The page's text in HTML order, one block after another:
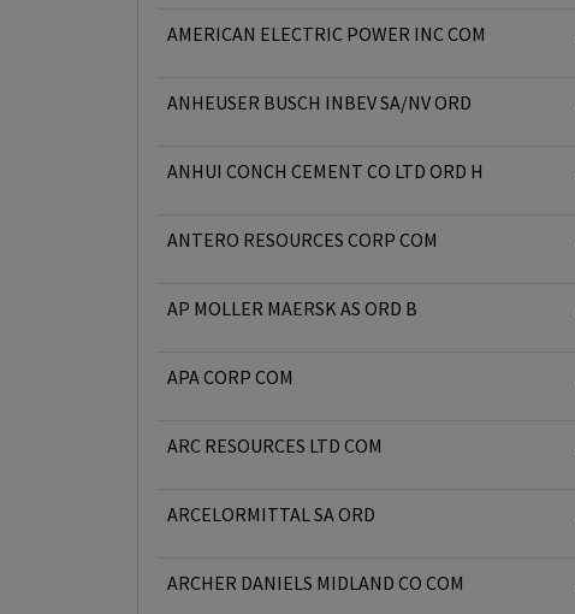
AMERICAN ELECTRIC POWER INC COM
ANHEUSER BUSCH INBEV SA/NV ORD
ANHUI CONCH CEMENT CO LTD ORD H
ANTERO RESOURCES CORP COM
AP MOLLER MAERSK AS ORD B
APA CORP COM
ARC RESOURCES LTD COM
ARCELORMITTAL SA ORD
ARCHER DANIELS MIDLAND CO COM